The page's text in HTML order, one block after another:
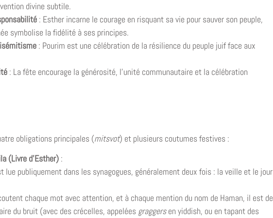
divine subtile.
: Esther incarne le courage en risquant sa vie pour sauver son peuple,
symbolise la fidélité à ses principes.
: Pourim est une célébration de la résilience du peuple juif face aux
: La fête encourage la générosité, l’unité communautaire et la célébration
obligations principales (mitsvot) et plusieurs coutumes festives :
(Livre d’Esther) :
lue publiquement dans les synagogues, généralement deux fois : la veille et le jour
chaque mot avec attention, et à chaque mention du nom de Haman, il est de
du bruit (avec des crécelles, appelées graggersen yiddish, ou en tapant des